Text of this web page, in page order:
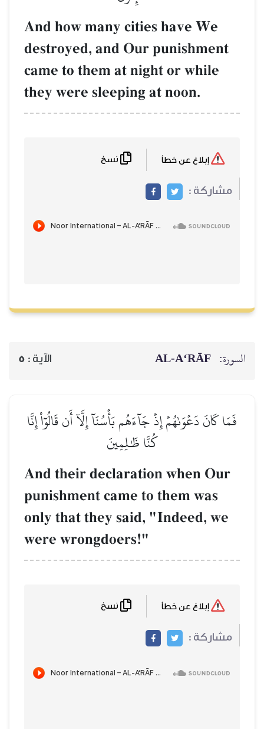
And how many cities have We
destroyed, and Our punishment
came to them at night or while
they were sleeping at noon.
مشاركة :
السورة: AL‑A‘RĀF الآية : 5
فَمَا كَانَ دَعۡوَىٰهُمۡ إِذۡ جَآءَهُم بَأۡسُنَآ إِلَّآ أَن قَالُوٓاْ إِنَّا
كُنَّا ظَٰلِمِينَ
And their declaration when Our
punishment came to them was
only that they said, "Indeed, we
were wrongdoers!"
مشاركة :